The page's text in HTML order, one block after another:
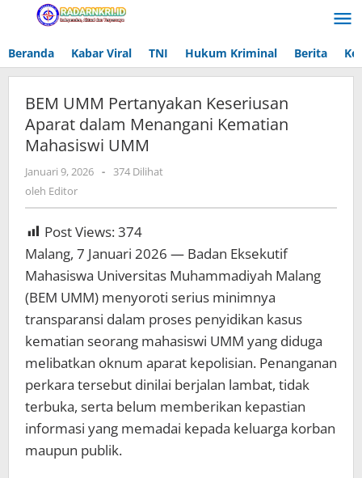
Lewati
Beranda Kabar Viral TNI Hukum Kriminal Berita
BEM UMM Pertanyakan Keseriusan
Aparat dalam Menangani Kematian
Mahasiswi UMM
Januari 9, 2026 oleh
- 374 Dilihat
oleh Editor
Post Views:374
Malang, 7 Januari 2026 — Badan Eksekutif
Mahasiswa Universitas Muhammadiyah Malang
(BEM UMM) menyoroti serius minimnya
transparansi dalam proses penyidikan kasus
kematian seorang mahasiswi UMM yang diduga
melibatkan oknum aparat kepolisian. Penanganan
perkara tersebut dinilai berjalan lambat, tidak
terbuka, serta belum memberikan kepastian
informasi yang memadai kepada keluarga korban
maupun publik.